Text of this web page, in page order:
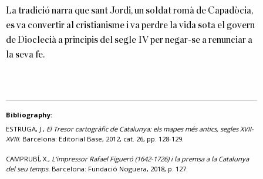
La tradició narra que sant Jordi, un soldat romà de Capadòcia,
es va convertir al cristianisme i va perdre la vida sota el govern
de Dioclecià a principis del segle IV per negar-se a renunciar a
la seva fe.
Bibliography:
ESTRUGA, J., El Tresor cartogràfic de Catalunya: els mapes més antics, segles XVII-
XVIII. Barcelona: Editorial Base, 2012, cat. 26, pp. 128-129.
CAMPRUBÍ, X., L’impressor Rafael Figueró (1642-1726) i la premsa a la Catalunya
del seu temps. Barcelona: Fundació Noguera, 2018, p. 127.